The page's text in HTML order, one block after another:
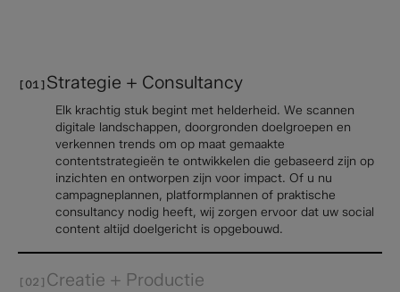
[01] Strategie + Consultancy
Elk krachtig stuk begint met helderheid. We scannen
digitale landschappen, doorgronden doelgroepen en
verkennen trends om op maat gemaakte
contentstrategieën te ontwikkelen die gebaseerd zijn op
inzichten en ontworpen zijn voor impact. Of u nu
campagneplannen, platformplannen of praktische
consultancy nodig heeft, wij zorgen ervoor dat uw social
content altijd doelgericht is opgebouwd.
[02] Creatie + Productie